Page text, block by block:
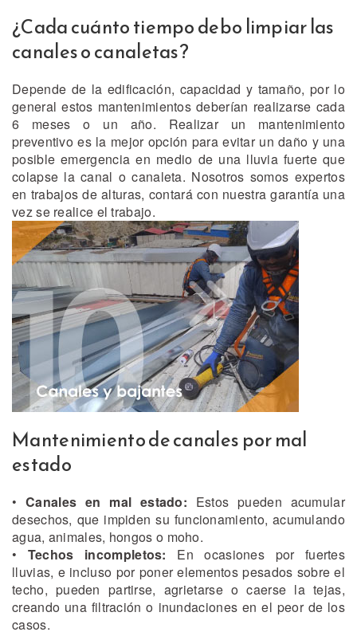
¿Cada cuánto tiempo debo limpiar las
canales o canaletas?
Depende de la edificación, capacidad y tamaño, por lo
general estos mantenimientos deberían realizarse cada
6 meses o un año. Realizar un mantenimiento
preventivo es la mejor opción para evitar un daño y una
posible emergencia en medio de una lluvia fuerte que
colapse la canal o canaleta. Nosotros somos expertos
en trabajos de alturas, contará con nuestra garantía una
vez se realice el trabajo.
Mantenimiento de canales por mal
estado
•Canales en mal estado: Estos pueden acumular
desechos, que impiden su funcionamiento, acumulando
agua, animales, hongos o moho.
• Techos incompletos: En ocasiones por fuertes
lluvias, e incluso por poner elementos pesados sobre el
techo, pueden partirse, agrietarse o caerse la tejas,
creando una filtración o inundaciones en el peor de los
casos.